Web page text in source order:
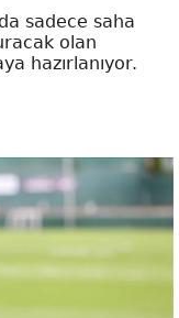
sadece saha
olan
hazırlanıyor.